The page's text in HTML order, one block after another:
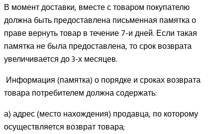
В момент доставки, вместе с товаром покупателю
должна быть предоставлена письменная памятка о
праве вернуть товар в течение 7-и дней. Если такая
памятка не была предоставлена, то срок возврата
увеличивается до 3-х месяцев.
Информация (памятка) о порядке и сроках возврата
товара потребителем должна содержать:
а) адрес (место нахождения) продавца, по которому
осуществляется возврат товара;